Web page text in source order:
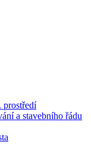
prostředí
a stavebního řádu